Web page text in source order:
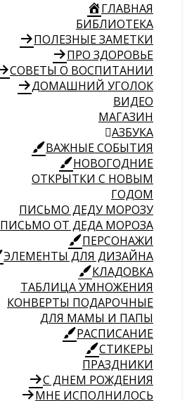
ГЛАВНАЯ
БИБЛИОТЕКА
ПОЛЕЗНЫЕ ЗАМЕТКИ
ПРО ЗДОРОВЬЕ
СОВЕТЫ О ВОСПИТАНИИ
ДОМАШНИЙ УГОЛОК
ВИДЕО
МАГАЗИН
АЗБУКА
ВАЖНЫЕ СОБЫТИЯ
НОВОГОДНИЕ
ОТКРЫТКИ С НОВЫМ
ГОДОМ
ПИСЬМО ДЕДУ МОРОЗУ
ПИСЬМО ОТ ДЕДА МОРОЗА
ПЕРСОНАЖИ
ЭЛЕМЕНТЫ ДЛЯ ДИЗАЙНА
КЛАДОВКА
ТАБЛИЦА УМНОЖЕНИЯ
КОНВЕРТЫ ПОДАРОЧНЫЕ
ДЛЯ МАМЫ И ПАПЫ
РАСПИСАНИЕ
СТИКЕРЫ
ПРАЗДНИКИ
С ДНЕМ РОЖДЕНИЯ
МНЕ ИСПОЛНИЛОСЬ